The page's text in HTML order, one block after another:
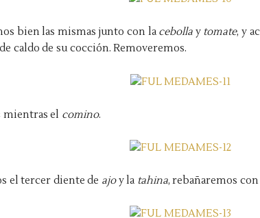
bien las mismas junto con la cebolla y tomate, y
caldo de su cocción. Removeremos.
mientras el comino.
el tercer diente de ajoy la tahina, rebañaremos